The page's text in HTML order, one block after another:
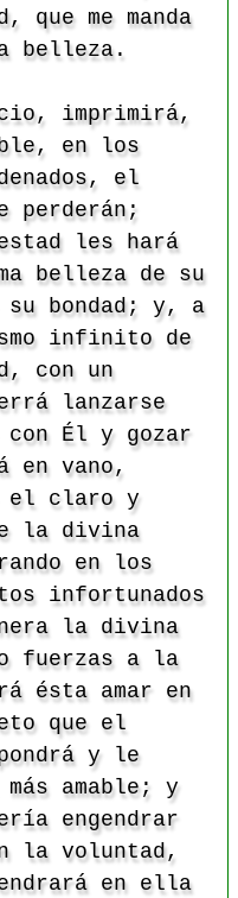
que me manda
belleza.
imprimirá,
en los
el
perderán;
les hará
belleza de su
bondad; y, a
infinito de
con un
lanzarse
Él y gozar
en vano,
el claro y
la divina
en los
infortunados
la divina
fuerzas a la
ésta amar en
que el
y le
amable; y
engendrar
la voluntad,
en ella